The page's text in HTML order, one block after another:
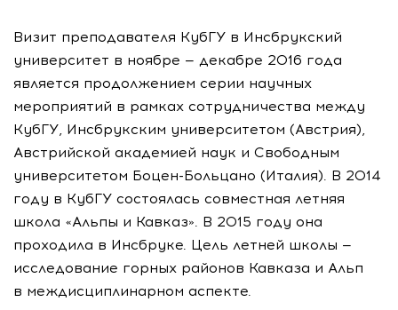
Визит преподавателя КубГУ в Инсбрукский
университет в ноябре — декабре 2016 года
является продолжением серии научных
мероприятий в рамках сотрудничества между
КубГУ, Инсбрукским университетом (Австрия),
Австрийской академией наук и Свободным
университетом Боцен-Больцано (Италия). В 2014
году в КубГУ состоялась совместная летняя
школа «Альпы и Кавказ». В 2015 году она
проходила в Инсбруке. Цель летней школы —
исследование горных районов Кавказа и Альп
в междисциплинарном аспекте.